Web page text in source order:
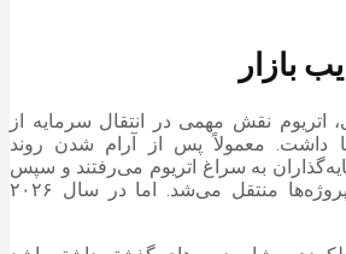
بازار
اتریوم نقش مهمی در انتقال سرمایه از
داشت. معمولاً پس از آرام شدن روند
به سراغ اتریوم می‌رفتند و سپس
موج سرمایه به سایر پروژه‌ها منتقل می‌شد. اما در سال ۲۰۲۶